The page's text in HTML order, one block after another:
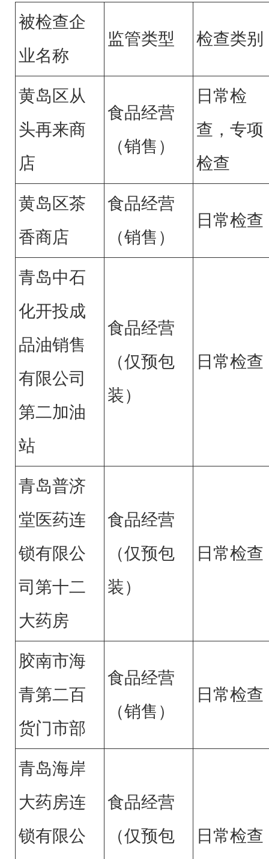
被检查企
业名称
监管类型 检查类别
黄岛区从
头再来商
店
食品经营
（销售）
日常检
查，专项
检查
黄岛区茶
香商店
食品经营
（销售）
日常检查
青岛中石
化开投成
品油销售
有限公司
第二加油
站
食品经营
（仅预包
装）
日常检查
青岛普济
堂医药连
锁有限公
司第十二
大药房
食品经营
（仅预包
装）
日常检查
胶南市海
青第二百
货门市部
食品经营
（销售）
日常检查
青岛海岸
大药房连
锁有限公
食品经营
（仅预包
日常检查